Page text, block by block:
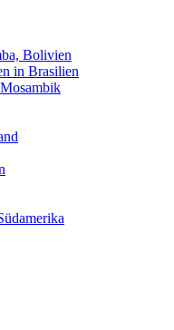
Bolivien
in Brasilien